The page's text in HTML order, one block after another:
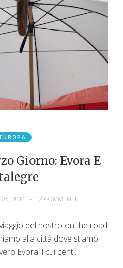
EUROPA
Giorno: Evora E
05, 2011 - 12 COMMENTI
del nostro on the road
alla città dove stiamo
Evora il cui cent...